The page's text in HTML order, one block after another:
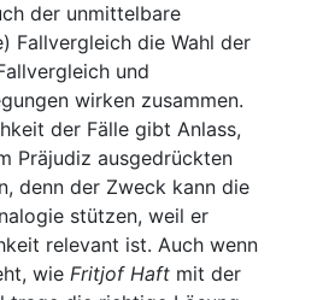
der unmittelbare
Fallvergleich die Wahl der
und
wirken zusammen.
der Fälle gibt Anlass,
Präjudiz ausgedrückten
denn der Zweck kann die
stützen, weil er
relevant ist. Auch wenn
wie Fritjof Haft mit der